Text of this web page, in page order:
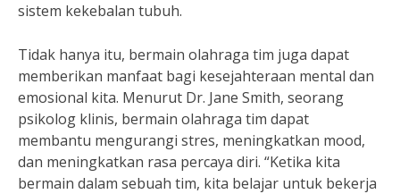
sistem kekebalan tubuh.
Tidak hanya itu, bermain olahraga tim juga dapat
memberikan manfaat bagi kesejahteraan mental dan
emosional kita. Menurut Dr. Jane Smith, seorang
psikolog klinis, bermain olahraga tim dapat
membantu mengurangi stres, meningkatkan mood,
dan meningkatkan rasa percaya diri. “Ketika kita
bermain dalam sebuah tim, kita belajar untuk bekerja